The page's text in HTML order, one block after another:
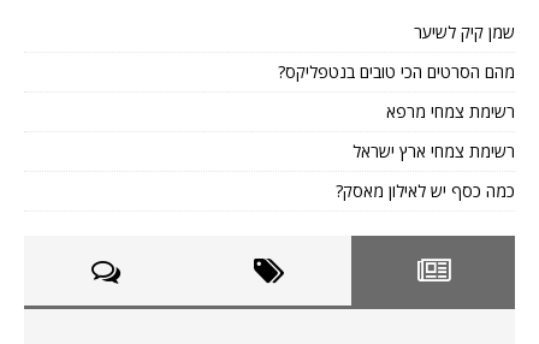
שמן קיק לשיער
מהם הסרטים הכי טובים בנטפליקס?
רשימת צמחי מרפא
רשימת צמחי ארץ ישראל
כמה כסף יש לאילון מאסק?